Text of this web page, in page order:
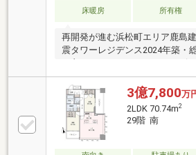
床暖房 所有権
再開発が進む浜松町エリア鹿島
震タワーレジデンス2024年築・
の良い2LDKのレイアウト■リビ
は床暖房あり■開放的なカウン
設～・ゲストラウンジ・パーテ
ウンジ・フィットネスルーム・
キングスペース・コミュニケー
フラウンジ・バー
3億7,800万
2LDK 70.74m2
29階 南